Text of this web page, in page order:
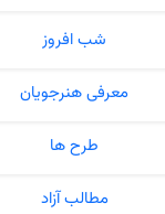
شب افروز
معرفی هنرجویان
طرح ها
مطالب آزاد